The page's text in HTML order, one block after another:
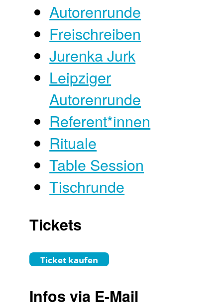
Autorenrunde
Freischreiben
Jurenka Jurk
Leipziger
Autorenrunde
Referent*innen
Rituale
Table Session
Tischrunde
Tickets
Ticket kaufen
Infos via E-Mail